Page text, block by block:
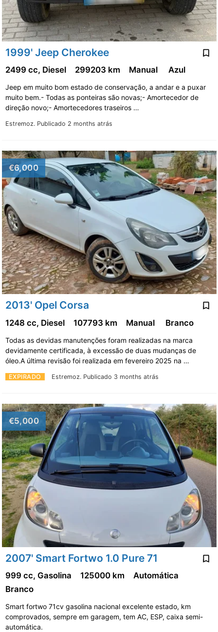
1999' Jeep Cherokee
Estremoz. Publicado 2 months atrás
2499 cc, Diesel 299203 km Manual Azul
Jeep em muito bom estado de conservação, a andar e a puxar
muito bem.- Todas as ponteiras são novas;- Amortecedor de
direção novo;- Amortecedores traseiros …
€6,000
2013' Opel Corsa
EXPIRADO Estremoz. Publicado 3 months atrás
1248 cc, Diesel 107793 km Manual Branco
Todas as devidas manutenções foram realizadas na marca
devidamente certificada, à excessão de duas mudanças de
óleo.A última revisão foi realizada em fevereiro 2025 na …
€5,000
2007' Smart Fortwo 1.0 Pure 71
999 cc, Gasolina 125000 km
Automática
Branco
Smart fortwo 71cv gasolina nacional excelente estado, km
comprovados, sempre em garagem, tem AC, ESP, caixa semi-
automática.